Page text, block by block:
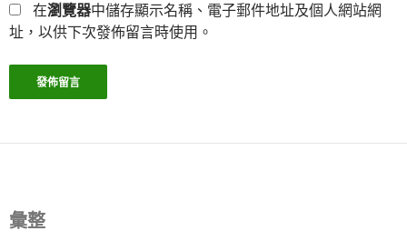
在瀏覽器中儲存顯示名稱、電子郵件地址及個人網站網
址，以供下次發佈留言時使用。
彙整